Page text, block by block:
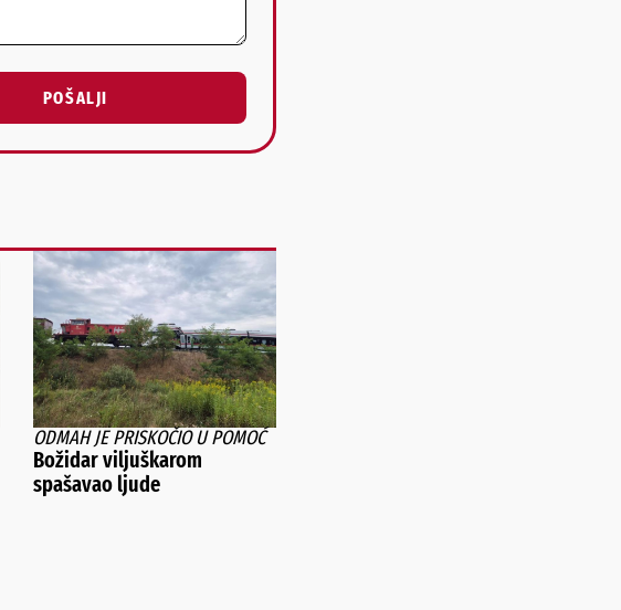
POŠALJI
ODMAH JE PRISKOČIO U POMOĆ
Božidar viljuškarom
spašavao ljude